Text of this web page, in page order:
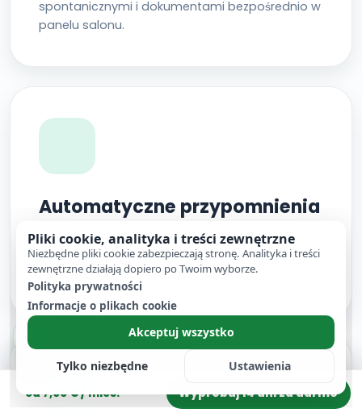
spontanicznymi i dokumentami bezpośrednio w
panelu salonu.
Automatyczne przypomnienia
Automatyczne przypomnienia przed wizytą
odciążają zespół i pomagają ograniczyć liczbę
nieobecności.
od 7,00 € / mies. Wypróbuj 14 dni za darmo
Pliki cookie, analityka i treści zewnętrzne
Niezbędne pliki cookie zabezpieczają stronę. Analityka i treści
zewnętrzne działają dopiero po Twoim wyborze.
Polityka prywatności
Informacje o plikach cookie
Akceptuj wszystko
Tylko niezbędne Ustawienia